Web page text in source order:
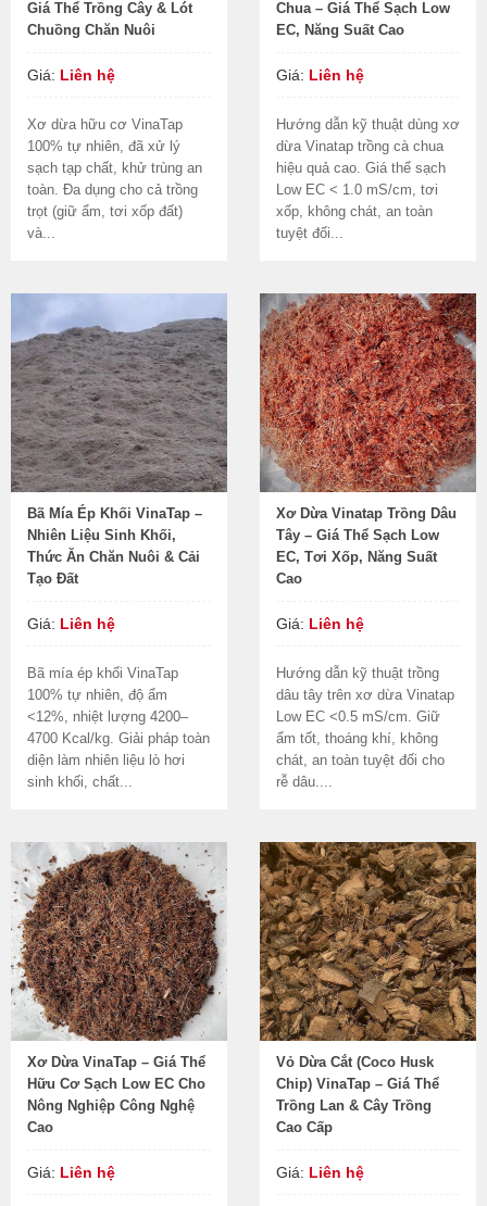
Giá Thể Trồng Cây & Lót
Chuồng Chăn Nuôi
Giá: Liên hệ
Xơ dừa hữu cơ VinaTap
100% tự nhiên, đã xử lý
sạch tạp chất, khử trùng an
toàn. Đa dụng cho cả trồng
trọt (giữ ẩm, tơi xốp đất)
và...
Chua – Giá Thể Sạch Low
EC, Năng Suất Cao
Giá: Liên hệ
Hướng dẫn kỹ thuật dùng xơ
dừa Vinatap trồng cà chua
hiệu quả cao. Giá thể sạch
Low EC < 1.0 mS/cm, tơi
xốp, không chát, an toàn
tuyệt đối...
Bã Mía Ép Khối VinaTap –
Nhiên Liệu Sinh Khối,
Thức Ăn Chăn Nuôi & Cải
Tạo Đất
Giá: Liên hệ
Bã mía ép khối VinaTap
100% tự nhiên, độ ẩm
<12%, nhiệt lượng 4200–
4700 Kcal/kg. Giải pháp toàn
diện làm nhiên liệu lò hơi
sinh khối, chất...
Xơ Dừa Vinatap Trồng Dâu
Tây – Giá Thể Sạch Low
EC, Tơi Xốp, Năng Suất
Cao
Giá: Liên hệ
Hướng dẫn kỹ thuật trồng
dâu tây trên xơ dừa Vinatap
Low EC <0.5 mS/cm. Giữ
ẩm tốt, thoáng khí, không
chát, an toàn tuyệt đối cho
rễ dâu....
Xơ Dừa VinaTap – Giá Thể
Hữu Cơ Sạch Low EC Cho
Nông Nghiệp Công Nghệ
Cao
Giá: Liên hệ
Vỏ Dừa Cắt (Coco Husk
Chip) VinaTap – Giá Thể
Trồng Lan & Cây Trồng
Cao Cấp
Giá: Liên hệ